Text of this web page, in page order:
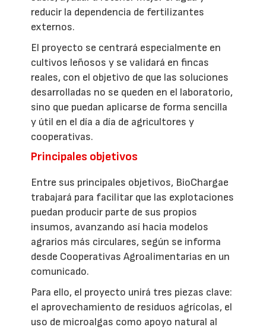
reducir la dependencia de fertilizantes
externos.
El proyecto se centrará especialmente en
cultivos leñosos y se validará en fincas
reales, con el objetivo de que las soluciones
desarrolladas no se queden en el laboratorio,
sino que puedan aplicarse de forma sencilla
y útil en el día a día de agricultores y
cooperativas.
Principales objetivos
Entre sus principales objetivos, BioChargae
trabajará para facilitar que las explotaciones
puedan producir parte de sus propios
insumos, avanzando así hacia modelos
agrarios más circulares, según se informa
desde Cooperativas Agroalimentarias en un
comunicado.
Para ello, el proyecto unirá tres piezas clave:
el aprovechamiento de residuos agrícolas, el
uso de microalgas como apoyo natural al